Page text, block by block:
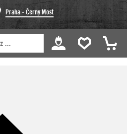
Praha - Černý Most